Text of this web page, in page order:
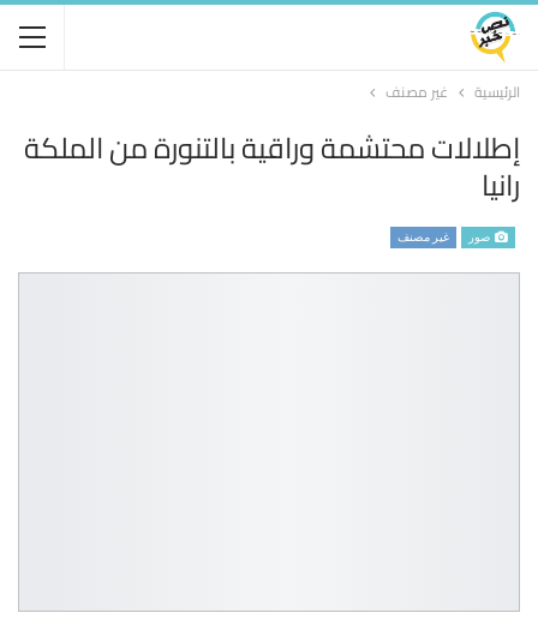
الرئيسية غير مصنف
إطلالات محتشمة وراقية بالتنورة من الملكة
رانيا
صور غير مصنف